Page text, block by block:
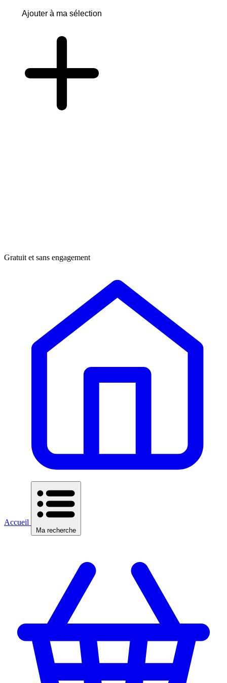
Ajouter à ma sélection
Gratuit et sans engagement
Accueil
Ma recherche